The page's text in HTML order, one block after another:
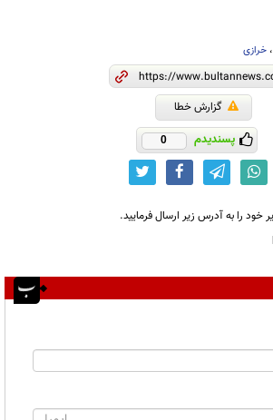
، خرازی
گزارش خطا
پسندیدم 0
خود را به آدرس زیر ارسال فرمایید.